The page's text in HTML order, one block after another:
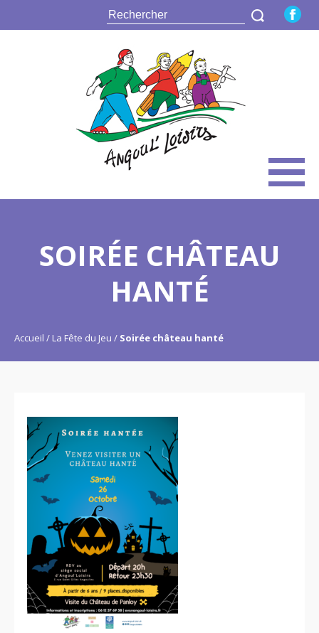
SOIRÉE CHÂTEAU
HANTÉ
Accueil La Fête du Jeu Soirée château hanté